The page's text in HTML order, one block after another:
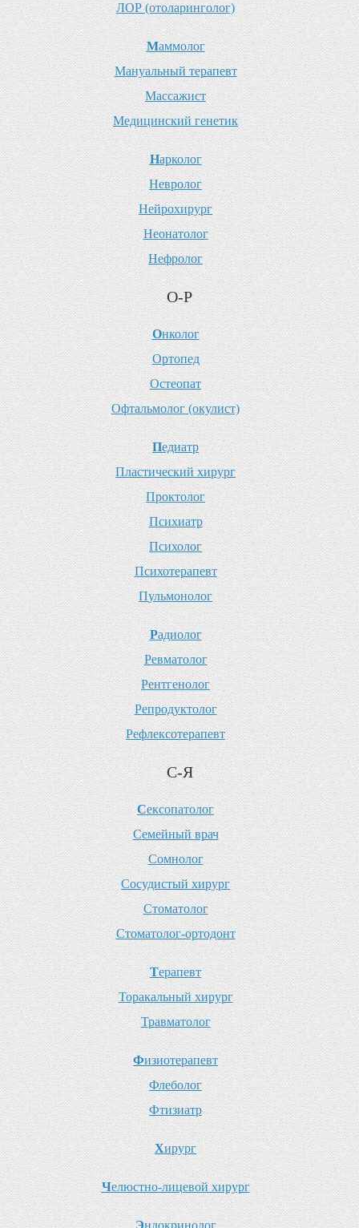
ЛОР (отоларинголог)
Маммолог
Мануальный терапевт
Массажист
Медицинский генетик
Нарколог
Невролог
Нейрохирург
Неонатолог
Нефролог
О-Р
Онколог
Ортопед
Остеопат
Офтальмолог (окулист)
Педиатр
Пластический хирург
Проктолог
Психиатр
Психолог
Психотерапевт
Пульмонолог
Радиолог
Ревматолог
Рентгенолог
Репродуктолог
Рефлексотерапевт
С-Я
Сексопатолог
Семейный врач
Сомнолог
Сосудистый хирург
Стоматолог
Стоматолог-ортодонт
Терапевт
Торакальный хирург
Травматолог
Физиотерапевт
Флеболог
Фтизиатр
Хирург
Челюстно-лицевой хирург